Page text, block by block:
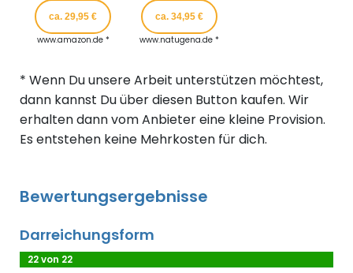
ca. 29,95 €
www.amazon.de *
ca. 34,95 €
www.natugena.de *
* Wenn Du unsere Arbeit unterstützen möchtest,
dann kannst Du über diesen Button kaufen. Wir
erhalten dann vom Anbieter eine kleine Provision.
Es entstehen keine Mehrkosten für dich.
Bewertungsergebnisse
Darreichungsform
22 von 22